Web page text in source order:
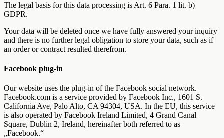
The legal basis for this data processing is Art. 6 Para. 1 lit. b)
GDPR.
Your data will be deleted once we have fully answered your inquiry
and there is no further legal obligation to store your data, such as if
an order or contract resulted therefrom.
Facebook plug-in
Our website uses the plug-in of the Facebook social network.
Facebook.com is a service provided by Facebook Inc., 1601 S.
California Ave, Palo Alto, CA 94304, USA. In the EU, this service
is also operated by Facebook Ireland Limited, 4 Grand Canal
Square, Dublin 2, Ireland, hereinafter both referred to as
„Facebook.“